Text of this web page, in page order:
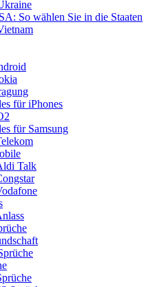
So wählen Sie in die Staaten
für iPhones
für Samsung
Talk